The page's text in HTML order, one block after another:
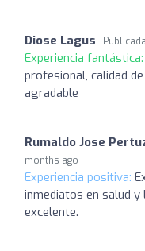
Diose Lagus
Experiencia fantástica:
profesional, calidad
agradable
Rumaldo Jose
months ago
Experiencia positiva:
inmediatos en salud
excelente.